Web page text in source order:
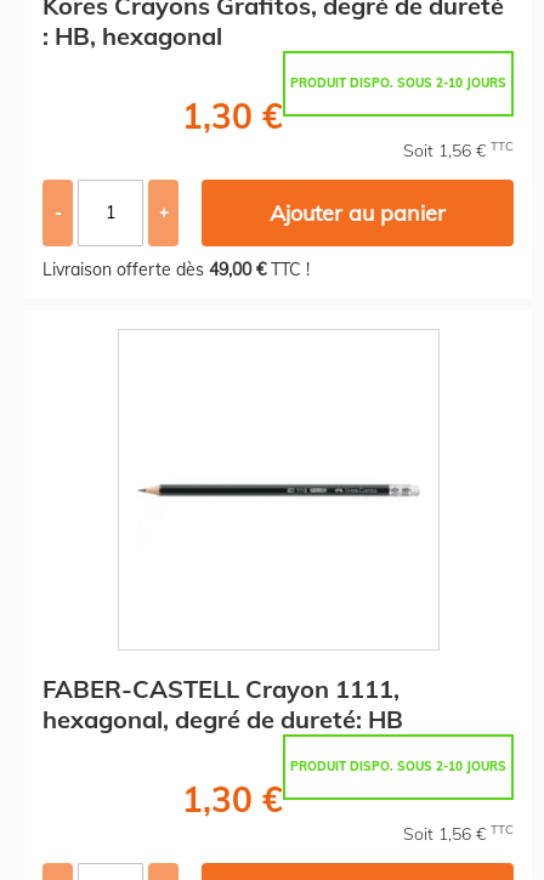
: HB, hexagonal
PRODUIT DISPO. SOUS 2-10 JOURS
1,30 €
Soit 1,56 € TTC
- + Ajouter au panier
Livraison offerte dès 49,00 €TTC !
FABER-CASTELL Crayon 1111,
hexagonal, degré de dureté: HB
PRODUIT DISPO. SOUS 2-10 JOURS
1,30 €
Soit 1,56 € TTC